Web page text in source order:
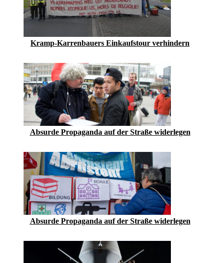
Kramp-Karrenbauers Einkaufstour verhindern
Absurde Propaganda auf der Straße widerlegen
Absurde Propaganda auf der Straße widerlegen